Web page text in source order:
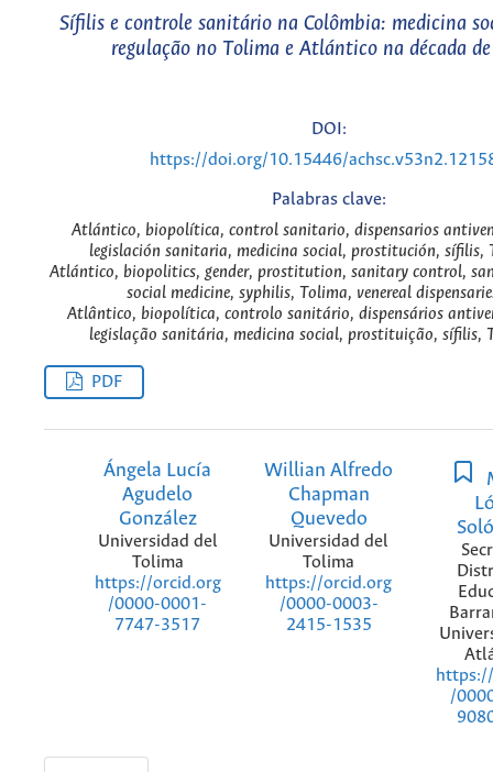
Sífilis e controle sanitário na Colômbia: medicina
regulação no Tolima e Atlántico na década
DOI:
https://doi.org/10.15446/
Palabras clave:
Atlántico, biopolítica, control sanitario, dispensarios
legislación sanitaria, medicina social, prostitución, sífilis,
Atlántico, biopolitics, gender, prostitution, sanitary control,
social medicine, syphilis, Tolima, venereal
Atlântico, biopolítica, controlo sanitário, dispensários
legislação sanitária, medicina social, prostituição, sífilis,
PDF
Ángela Lucía
Agudelo
González
Universidad del
Tolima
https://orcid.org
/0000-0001-
7747-3517
Willian Alfredo
Chapman
Quevedo
Universidad del
Tolima
https://orcid.org
/0000-0003-
2415-1535
/